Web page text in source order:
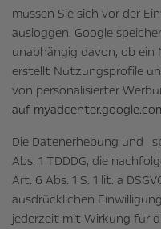
müssen Sie sich vor der
ausloggen. Google
unabhängig davon, ob
erstellt Nutzungsprofile
von personalisierter
auf
Die Datenerhebung und -
Abs. 1 TDDDG, die
Art. 6 Abs. 1 S. 1 lit. a
ausdrücklichen
jederzeit mit Wirkung für